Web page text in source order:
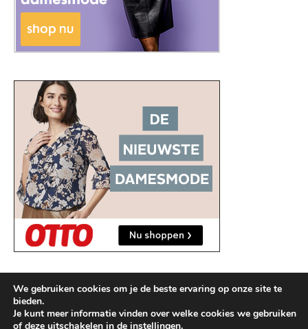
We gebruiken cookies om je de beste ervaring op onze site te
bieden.
Je kunt meer informatie vinden over welke cookies we gebruiken
of deze uitschakelen in de instellingen.